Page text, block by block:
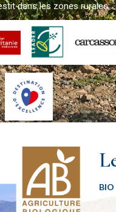
dans les zones rurales
BIO